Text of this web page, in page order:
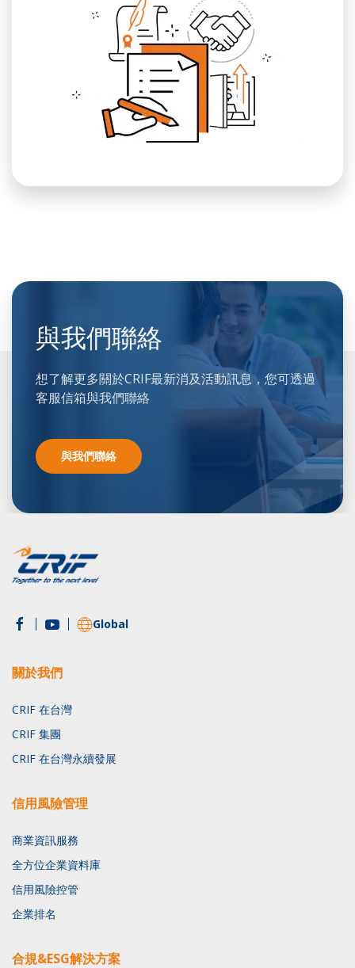
與我們聯絡
想了解更多關於CRIF最新消及活動訊息，您可透過
客服信箱與我們聯絡
與我們聯絡
Global
關於我們
CRIF 在台灣
CRIF 集團
CRIF 在台灣永續發展
信用風險管理
商業資訊服務
全方位企業資料庫
信用風險控管
企業排名
合規&ESG解決方案